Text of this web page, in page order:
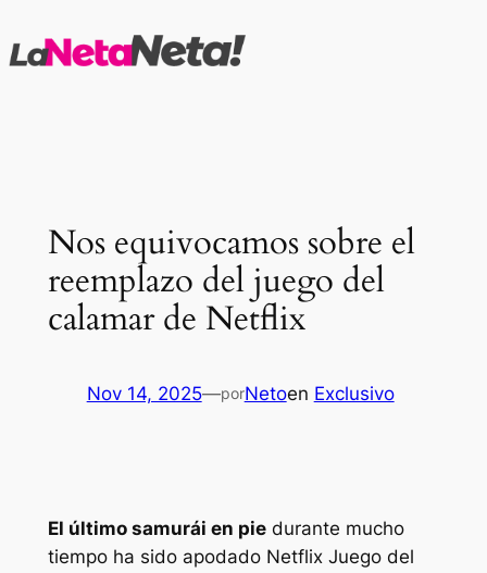
al
Nos equivocamos sobre el
reemplazo del juego del
calamar de Netflix
Nov 14, 2025—porNetoen Exclusivo
El último samurái en piedurante mucho
tiempo ha sido apodado Netflix Juego del